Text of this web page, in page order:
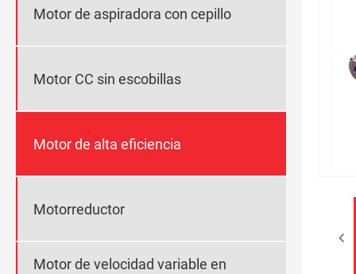
Motor de aspiradora con cepillo
Motor CC sin escobillas
Motor de alta eficiencia
Motorreductor
Motor de velocidad variable en